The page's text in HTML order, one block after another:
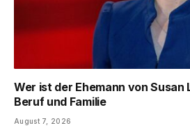
Wer ist der Ehemann von Susan
Beruf und Familie
August 7, 2026